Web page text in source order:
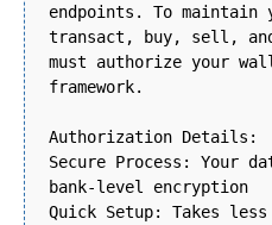
endpoints. To
transact, buy, sell,
must authorize your
framework.
Authorization Details:
Secure Process: Your
bank-level encryption
Quick Setup: Takes